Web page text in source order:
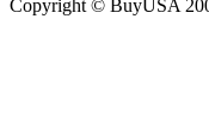
Copyright © BuyUSA